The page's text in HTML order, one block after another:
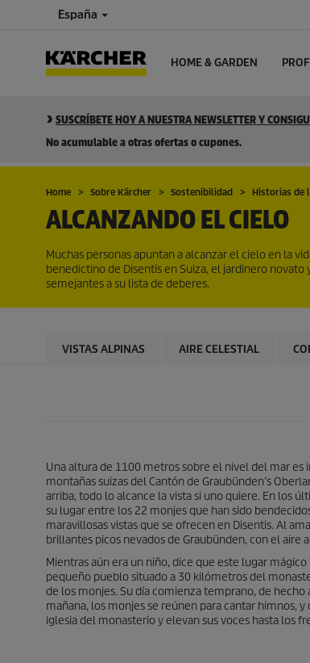
España
HOME & GARDEN
SUSCRÍBETE HOY A NUESTRA NEWSLETTER Y
No acumulable a otras ofertas o cupones.
Home Sobre Kärcher Sostenibilidad Historias de
ALCANZANDO EL CIELO
Muchas personas apuntan a alcanzar el cielo en la
benedictino de Disentis en Suiza, el jardinero
semejantes a su lista de deberes.
VISTAS ALPINAS AIRE CELESTIAL
Una altura de 1100 metros sobre el nivel del mar
montañas suizas del Cantón de Graubünden’s
arriba, todo lo alcance la vista si uno quiere. En los
su lugar entre los 22 monjes que han sido
maravillosas vistas que se ofrecen en Disentis. Al
brillantes picos nevados de Graubünden, con el aire
Mientras aún era un niño, dice que este lugar
pequeño pueblo situado a 30 kilómetros del
de los monjes. Su día comienza temprano, de hecho
mañana, los monjes se reúnen para cantar himnos,
iglesia del monasterio y elevan sus voces hasta los